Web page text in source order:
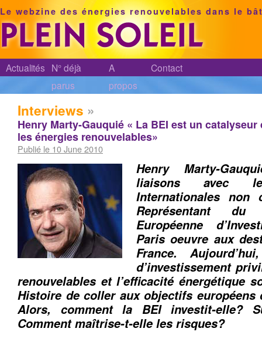
Le webzine des énergies renouvelables dans le
Actualités N° déjà
parus
A
propos
Contact
Interviews »
Henry Marty-Gauquié « La BEI est un
les énergies renouvelables»
Publié le 10 June 2010
Henry Marty-
liaisons avec
Internationales non
Représentant du
Européenne
Paris oeuvre aux
France.
d’investissement
renouvelables et l’efficacité énergétique
Histoire de coller aux objectifs
Alors, comment la BEI investit-elle?
Comment maîtrise-t-elle les risques?